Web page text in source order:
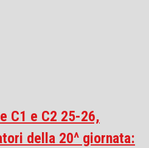
C1 e C2 25-26,
della 20^ giornata: